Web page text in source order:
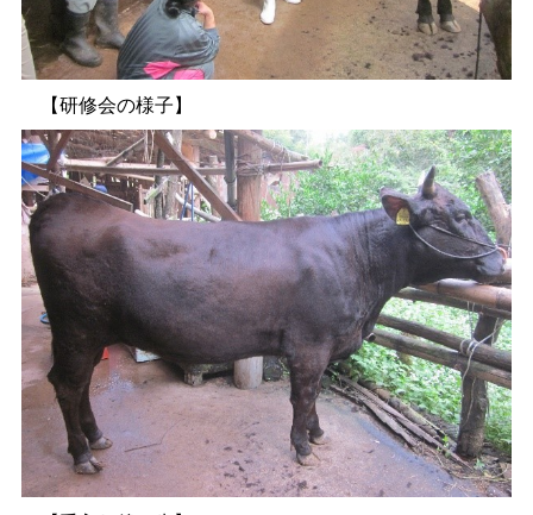
【研修会の様子】